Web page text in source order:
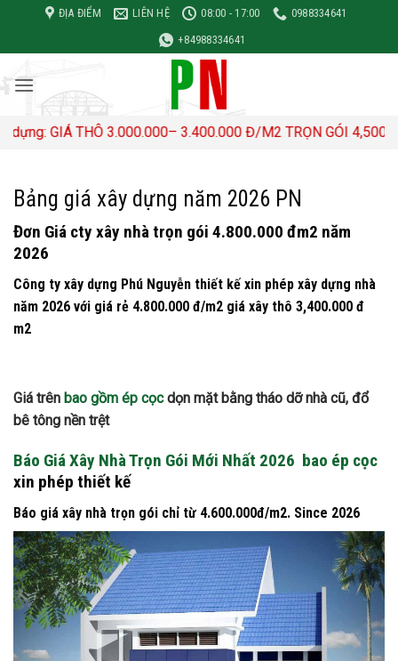
nội
dung
ĐỊA ĐIỂM LIÊN HỆ 08:00 - 17:00
0988334641
+84988334641
THÔ 3.000.000– 3.400.000 Đ/M2 TRỌN GÓI 4,500,000-
Bảng giá xây dựng năm 2026 PN
Đơn Giá cty xây nhà trọn gói 4.800.000 đm2 năm
2026
Công ty xây dựng Phú Nguyễn thiết kế xin phép xây dựng nhà
năm 2026 với giá rẻ 4.800.000 đ/m2 giá xây thô 3,400.000 đ
m2
Giá trên bao gồm ép cọcdọn mặt bằng tháo dỡ nhà cũ, đổ
bê tông nền trệt
Báo Giá Xây Nhà Trọn Gói Mới Nhất 2026 bao ép cọc
xin phép thiết kế
Báo giá xây nhà trọn gói chỉ từ 4.600.000đ/m2. Since 2026